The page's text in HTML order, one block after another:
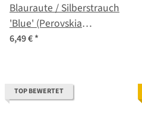
Blauraute / Silberstrauch
'Blue' (Perovskia
atriplicifolia) Samen
6,49 €*
TOP BEWERTET